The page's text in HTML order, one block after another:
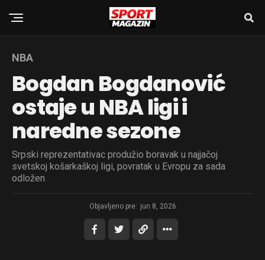
NBA
Bogdan Bogdanović
ostaje u NBA ligi i
naredne sezone
Srpski reprezentativac produžio boravak u najjačoj
svetskoj košarkaškoj ligi, povratak u Evropu za sada
odložen
Objavljeno pre: jun 8, 2026